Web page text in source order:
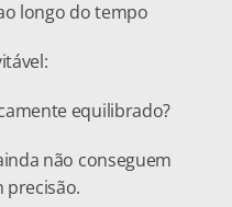
longo do tempo
equilibrado?
não conseguem
precisão.